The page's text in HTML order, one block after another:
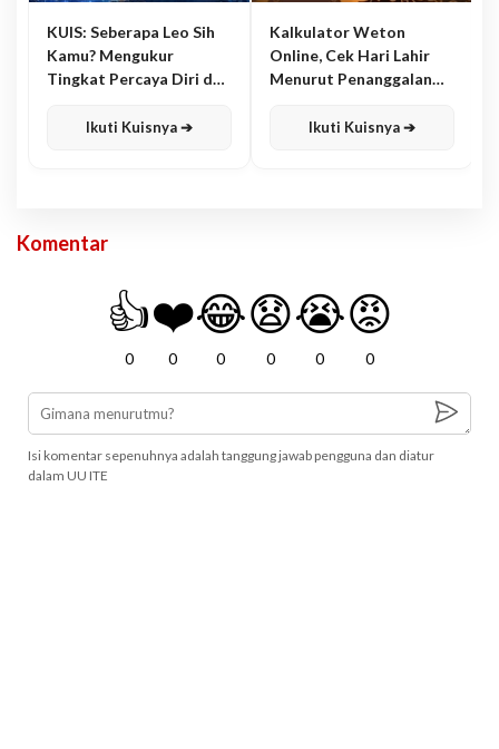
KUIS: Seberapa Leo Sih
Kamu? Mengukur
Tingkat Percaya Diri dan
Ikuti Kuisnya ➔
Kalkulator Weton
Online, Cek Hari Lahir
Menurut Penanggalan
Ikuti Kuisnya ➔
Komentar
👍
0
❤️
0
😂
0
😧
0
😭
0
😡
0
Isi komentar sepenuhnya adalah tanggung jawab pengguna dan diatur
dalam UU ITE